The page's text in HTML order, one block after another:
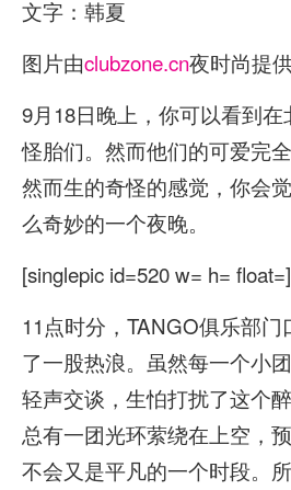
文字：韩夏
图片由clubzone.cn夜时尚提
9月18日晚上，你可以看到
怪胎们。然而他们的可爱完
然而生的奇怪的感觉，你会
么奇妙的一个夜晚。
[singlepic id=520 w= h= float=]
11点时分，TANGO俱乐部
了一股热浪。虽然每一个小
轻声交谈，生怕打扰了这个
总有一团光环萦绕在上空，
不会又是平凡的一个时段。